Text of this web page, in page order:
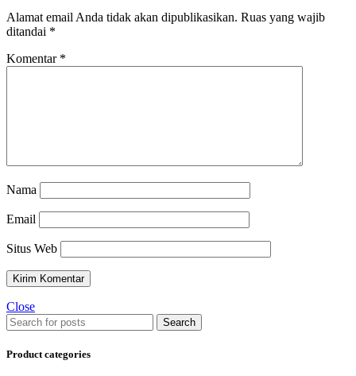
Alamat email Anda tidak akan dipublikasikan. Ruas yang wajib
ditandai *
Komentar *
Nama
Email
Situs Web
Close
Search
Product categories